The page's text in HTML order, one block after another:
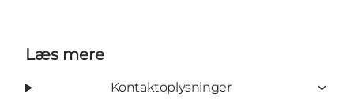
Læs mere
Kontaktoplysninger